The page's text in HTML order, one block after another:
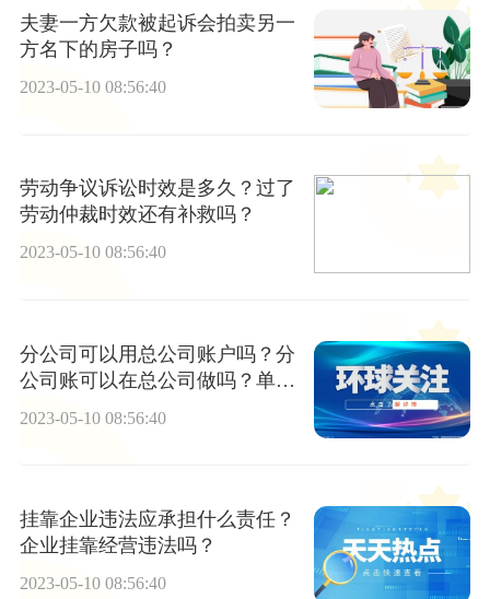
夫妻一方欠款被起诉会拍卖另一
方名下的房子吗？
2023-05-10 08:56:40
劳动争议诉讼时效是多久？过了
劳动仲裁时效还有补救吗？
2023-05-10 08:56:40
分公司可以用总公司账户吗？分
公司账可以在总公司做吗？单位
2023-05-10 08:56:40
挂靠企业违法应承担什么责任？
企业挂靠经营违法吗？
2023-05-10 08:56:40